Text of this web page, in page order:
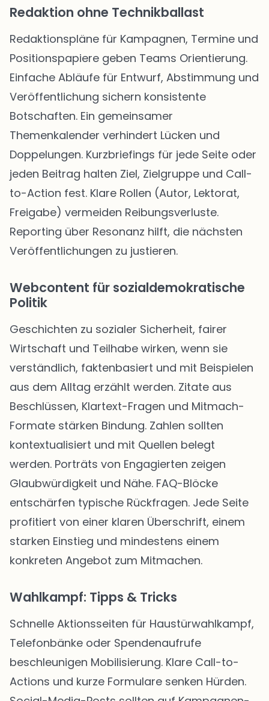
Redaktion ohne Technikballast
Redaktionspläne für Kampagnen, Termine und
Positionspapiere geben Teams Orientierung.
Einfache Abläufe für Entwurf, Abstimmung und
Veröffentlichung sichern konsistente
Botschaften. Ein gemeinsamer
Themenkalender verhindert Lücken und
Doppelungen. Kurzbriefings für jede Seite oder
jeden Beitrag halten Ziel, Zielgruppe und Call-
to-Action fest. Klare Rollen (Autor, Lektorat,
Freigabe) vermeiden Reibungsverluste.
Reporting über Resonanz hilft, die nächsten
Veröffentlichungen zu justieren.
Webcontent für sozialdemokratische
Politik
Geschichten zu sozialer Sicherheit, fairer
Wirtschaft und Teilhabe wirken, wenn sie
verständlich, faktenbasiert und mit Beispielen
aus dem Alltag erzählt werden. Zitate aus
Beschlüssen, Klartext-Fragen und Mitmach-
Formate stärken Bindung. Zahlen sollten
kontextualisiert und mit Quellen belegt
werden. Porträts von Engagierten zeigen
Glaubwürdigkeit und Nähe. FAQ-Blöcke
entschärfen typische Rückfragen. Jede Seite
profitiert von einer klaren Überschrift, einem
starken Einstieg und mindestens einem
konkreten Angebot zum Mitmachen.
Wahlkampf: Tipps & Tricks
Schnelle Aktionsseiten für Haustürwahlkampf,
Telefonbänke oder Spendenaufrufe
beschleunigen Mobilisierung. Klare Call-to-
Actions und kurze Formulare senken Hürden.